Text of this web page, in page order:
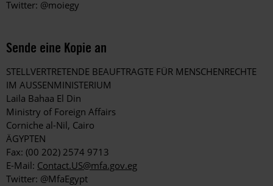
Twitter: @moiegy
Sende eine Kopie an
STELLVERTRETENDE BEAUFTRAGTE FÜR MENSCHENRECHTE
IM AUSSENMINISTERIUM
Laila Bahaa El Din
Ministry of Foreign Affairs
Corniche al-Nil, Cairo
ÄGYPTEN
Fax: (00 202) 2574 9713
E-Mail: Contact.US@mfa.gov.eg
Twitter: @MfaEgypt